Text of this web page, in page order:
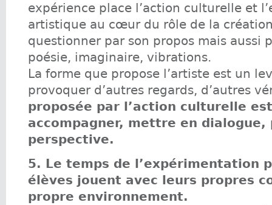
expérience place l’action culturelle et
artistique au cœur du rôle de la
questionner par son propos mais aussi
poésie, imaginaire, vibrations.
La forme que propose l’artiste est un
provoquer d’autres regards, d’autres
proposée par l’action culturelle
accompagner, mettre en dialogue,
perspective.
5. Le temps de l’expérimentation
élèves jouent avec leurs propres
propre environnement.